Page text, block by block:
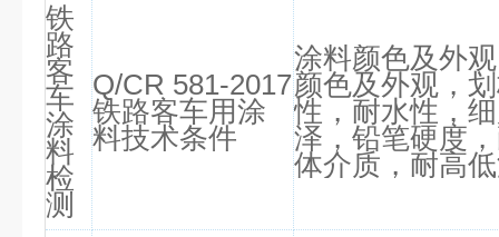
铁
路
客
车
涂
料
检
测
Q/CR 581-2017
铁路客车用涂
料技术条件
涂料颜色及外
颜色及外观，
性，耐水性，
泽，铅笔硬度
体介质，耐高